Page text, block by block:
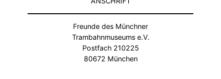
Freunde des Münchner
Trambahnmuseums e.V.
Postfach 210225
80672 München